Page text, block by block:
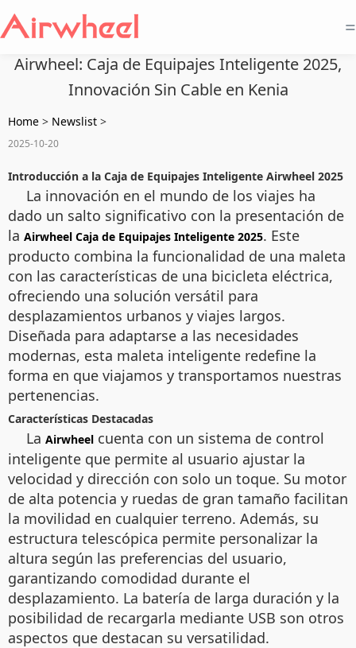
=
Airwheel: Caja de Equipajes Inteligente 2025,
Innovación Sin Cable en Kenia
Home > Newslist >
2025-10-20
Introducción a la Caja de Equipajes Inteligente Airwheel 2025
La innovación en el mundo de los viajes ha
dado un salto significativo con la presentación de
la Airwheel Caja de Equipajes Inteligente 2025. Este
producto combina la funcionalidad de una maleta
con las características de una bicicleta eléctrica,
ofreciendo una solución versátil para
desplazamientos urbanos y viajes largos.
Diseñada para adaptarse a las necesidades
modernas, esta maleta inteligente redefine la
forma en que viajamos y transportamos nuestras
pertenencias.
Características Destacadas
La Airwheel cuenta con un sistema de control
inteligente que permite al usuario ajustar la
velocidad y dirección con solo un toque. Su motor
de alta potencia y ruedas de gran tamaño facilitan
la movilidad en cualquier terreno. Además, su
estructura telescópica permite personalizar la
altura según las preferencias del usuario,
garantizando comodidad durante el
desplazamiento. La batería de larga duración y la
posibilidad de recargarla mediante USB son otros
aspectos que destacan su versatilidad.